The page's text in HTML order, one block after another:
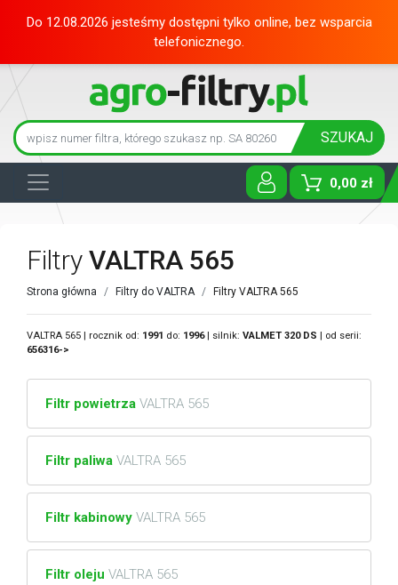
Do 12.08.2026 jesteśmy dostępni tylko online, bez wsparcia
telefonicznego.
SZUKAJ
0,00 zł
Toggle
Filtry VALTRA 565
Strona główna Filtry do VALTRA Filtry VALTRA 565
VALTRA 565 | rocznik od: 1991 do: 1996| silnik: VALMET 320 DS | od serii:
656316->
Filtr powietrza VALTRA 565
Filtr paliwa VALTRA 565
Filtr kabinowy VALTRA 565
Filtr oleju VALTRA 565